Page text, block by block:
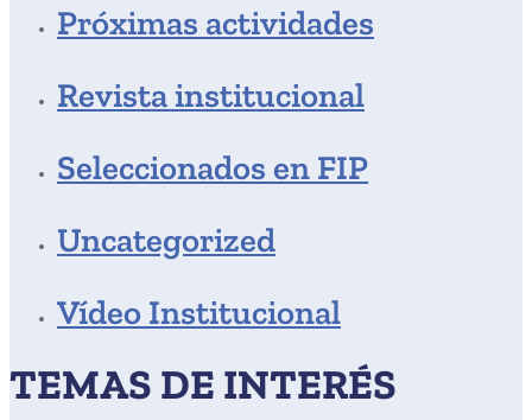
Próximas actividades
Revista institucional
Seleccionados en FIP
Uncategorized
Vídeo Institucional
TEMAS DE INTERÉS